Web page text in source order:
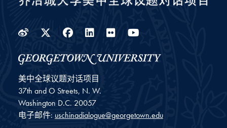
WeiboTwitter
Facebook
LinkedIn
Flickr
美中全球议题对话项目
37th and O Streets, N. W.
Washington D.C. 20057
电子邮件: uschinadialogue@georgetown.edu